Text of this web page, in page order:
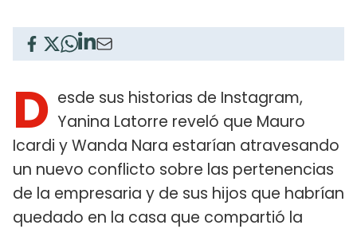
D esde sus historias de Instagram,
Yanina Latorre reveló que Mauro
Icardi y Wanda Nara estarían atravesando
un nuevo conflicto sobre las pertenencias
de la empresaria y de sus hijos que habrían
quedado en la casa que compartió la